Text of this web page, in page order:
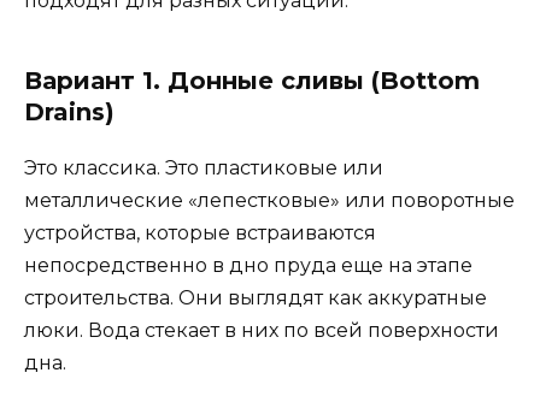
Вариант 1. Донные сливы (Bottom
Drains)
Это классика. Это пластиковые или
металлические «лепестковые» или поворотные
устройства, которые встраиваются
непосредственно в дно пруда еще на этапе
строительства. Они выглядят как аккуратные
люки. Вода стекает в них по всей поверхности
дна.